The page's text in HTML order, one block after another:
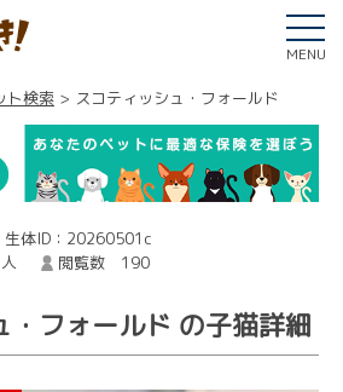
MENU
ト検索 スコティッシュ・フォールド
生体ID：20260501c
閲覧数 190
・フォールド の子猫詳細